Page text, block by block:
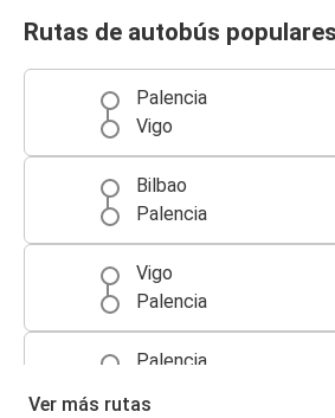
Rutas de autobús populares
Palencia
Vigo
Bilbao
Palencia
Vigo
Palencia
Palencia
Ver más rutas